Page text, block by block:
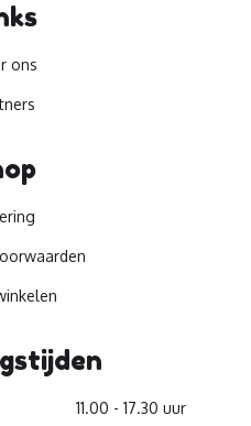
ons
11.00 - 17.30 uur